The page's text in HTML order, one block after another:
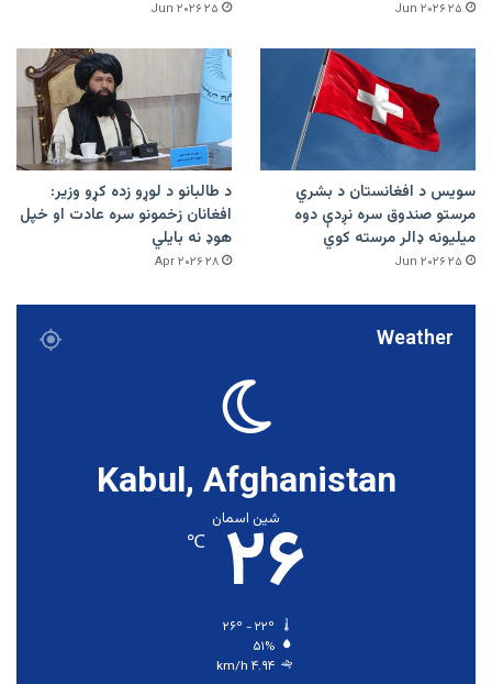
۲۵ Jun ۲۰۲۶ ۲۵ Jun ۲۰۲۶
سویس د افغانستان د بشري
مرستو صندوق سره نږدې دوه
میلیونه ډالر مرسته کوي
۲۵ Jun ۲۰۲۶
د طالبانو د لوړو زده کړو وزیر:
افغانان زخمونو سره عادت او خپل
هوډ نه بایلي
۲۸ Apr ۲۰۲۶
Weather
Kabul, Afghanistan
شین اسمان
۲۶ ℃
۵۱%
۴.۹۴ km/h